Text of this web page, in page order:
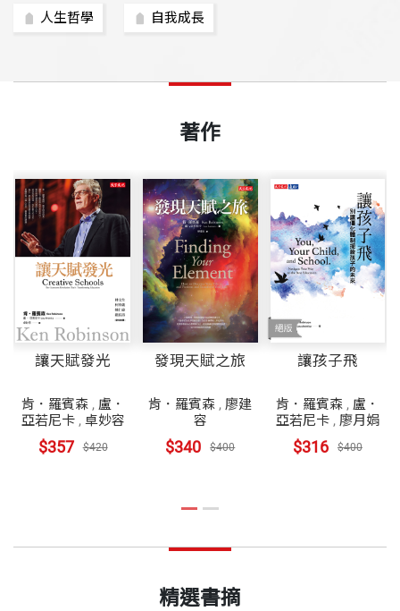
人生哲學 自我成長
著作
讓天賦發光
肯．羅賓森, 盧．
亞若尼卡, 卓妙容
$357 $420
發現天賦之旅
肯．羅賓森 ,廖建
容
$340 $400
讓孩子飛
肯．羅賓森, 盧．
亞若尼卡, 廖月娟
$316 $400
精選書摘